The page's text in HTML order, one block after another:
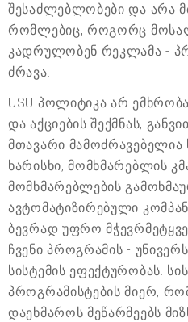
შესაძლებლობები და არა
რომლებიც, როგორც
კადრულობენ რეკლამა -
ძრავა.
USU პოლიტიკა არ
და აქციების შექმნას,
მთავარი
ხარისხი, მომხმარებლის
მომხმარებლების
ავტომატიზირებული
ბევრად უფრო
ჩვენი პროგრამის -
სისტემის ეფექტურობას.
პროგრამისტების მიერ,
დაეხმაროს მეწარმეებს